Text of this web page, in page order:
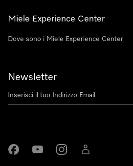
Miele Experience Center
Dove sono i Miele Experience Center
Newsletter